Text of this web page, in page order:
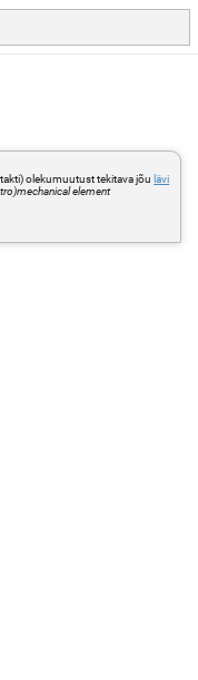
olekumuutust tekitava jõu lävi
element